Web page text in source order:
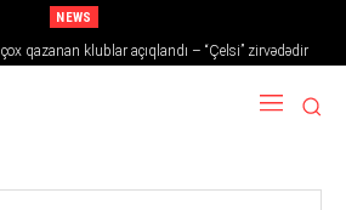
NEWS
qazanan klublar açıqlandı – “Çelsi” zirvədədir